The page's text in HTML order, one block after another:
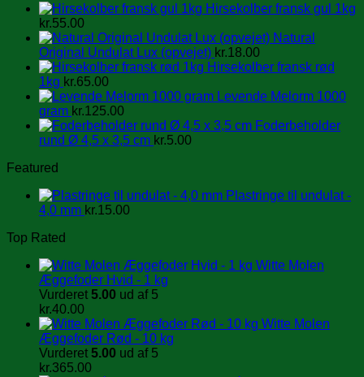
Hirsekolber fransk gul 1kg
kr.55.00
Natural
Original Undulat Lux (opvejet) kr.18.00
Hirsekolber fransk rød
1kg kr.65.00
Levende Melorm 1000
gram kr.125.00
Foderbeholder
rund Ø 4,5 x 3,5 cm kr.5.00
Featured
Plastringe til undulat -
4,0 mm kr.15.00
Top Rated
Witte Molen
Æggefoder Hvid - 1 kg
Vurderet 5.00 ud af 5
kr.40.00
Witte Molen
Æggefoder Rød - 10 kg
Vurderet 5.00 ud af 5
kr.365.00